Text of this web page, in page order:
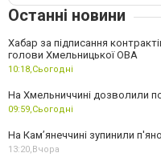
Останні новини
Хабар за підписання
голови Хмельницької ОВА
10:18,Сьогодні
На Хмельниччині дозволили
09:59,Сьогодні
На Камʼянеччині зупинили
13:20, Вчора